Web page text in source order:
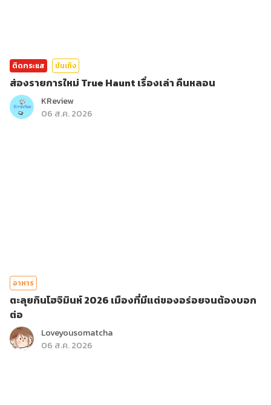
ติดกระแส บันเทิง
ส่องรายการใหม่ True Haunt เรื่องเล่า คืนหลอน
KReview
06 ส.ค. 2026
อาหาร
ตะลุยกินโฮจิมินห์ 2026 เมืองที่มีแต่ของอร่อยจนต้องบอก
ต่อ
Loveyousomatcha
06 ส.ค. 2026